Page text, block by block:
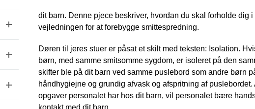
dit barn. Denne pjece beskriver, hvordan du skal forholde
vejledningen for at forebygge smittespredning.
Døren til jeres stuer er påsat et skilt med teksten: Isolation.
børn, med samme smitsomme sygdom, er isoleret på den
skifter ble på dit barn ved samme puslebord som andre
håndhygiejne og grundig afvask og afspritning af
opgaver personalet har hos dit barn, vil personalet bære
kontakt med dit barn.